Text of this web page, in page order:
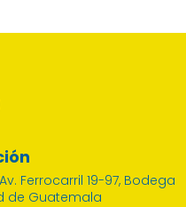
Ferrocarril 19-97, Bodega
de Guatemala